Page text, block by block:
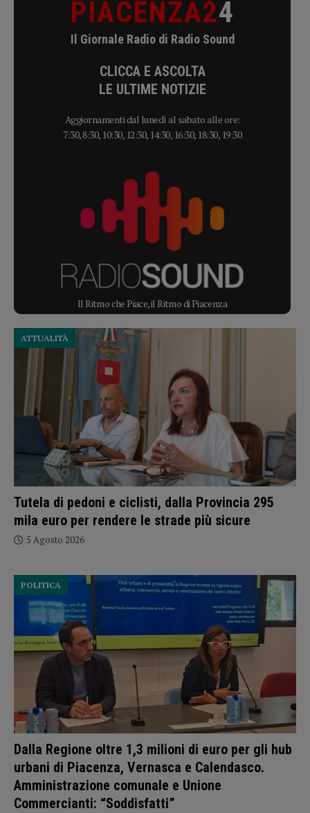
PIACENZA24
Il Giornale Radio di Radio Sound
CLICCA E ASCOLTA
LE ULTIME NOTIZIE
Aggiornamenti dal lunedì al sabato alle ore:
7:30, 8:30, 10:30, 12:30, 14:30, 16:30, 18:30, 19:30
Il Ritmo che Piace, il Ritmo di Piacenza
Tutela di pedoni e ciclisti, dalla Provincia 295
mila euro per rendere le strade più sicure
ATTUALITÀ
5 Agosto 2026
Dalla Regione oltre 1,3 milioni di euro per gli hub
urbani di Piacenza, Vernasca e Calendasco.
Amministrazione comunale e Unione
Commercianti: “Soddisfatti”
POLITICA